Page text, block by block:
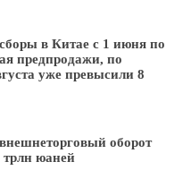
в Китае с 1 июня по
предпродажи, по
уже превысили 8
оборот
трлн юаней